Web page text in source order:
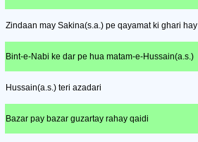
Zindaan may Sakina(s.a.) pe qayamat ki ghari hay
Bint-e-Nabi ke dar pe hua matam-e-Hussain(a.s.)
Hussain(a.s.) teri azadari
Bazar pay bazar guzartay rahay qaidi